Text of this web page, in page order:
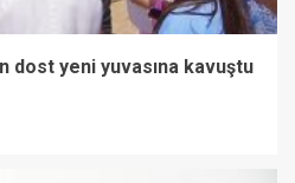
dost yeni yuvasına kavuştu